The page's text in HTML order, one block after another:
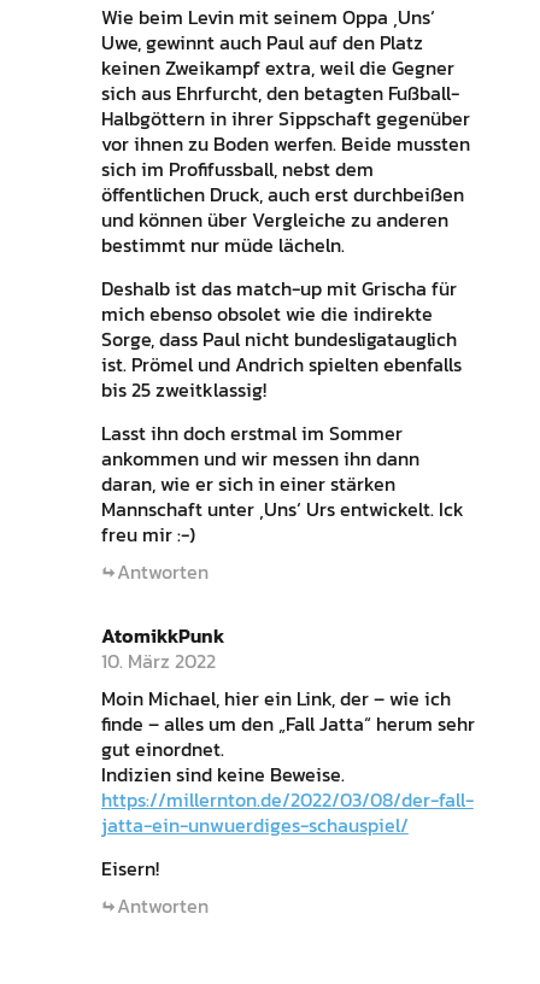
Wie beim Levin mit seinem Oppa ‚Uns‘
Uwe, gewinnt auch Paul auf den Platz
keinen Zweikampf extra, weil die Gegner
sich aus Ehrfurcht, den betagten Fußball-
Halbgöttern in ihrer Sippschaft gegenüber
vor ihnen zu Boden werfen. Beide mussten
sich im Profifussball, nebst dem
öffentlichen Druck, auch erst durchbeißen
und können über Vergleiche zu anderen
bestimmt nur müde lächeln.
Deshalb ist das match-up mit Grischa für
mich ebenso obsolet wie die indirekte
Sorge, dass Paul nicht bundesligatauglich
ist. Prömel und Andrich spielten ebenfalls
bis 25 zweitklassig!
Lasst ihn doch erstmal im Sommer
ankommen und wir messen ihn dann
daran, wie er sich in einer stärken
Mannschaft unter ‚Uns‘ Urs entwickelt. Ick
freu mir :-)
Antworten
AtomikkPunk
10. März 2022
Moin Michael, hier ein Link, der – wie ich
finde – alles um den „Fall Jatta“ herum sehr
gut einordnet.
Indizien sind keine Beweise.
https://millernton.de/2022/03/08/der-fall-
jatta-ein-unwuerdiges-schauspiel/
Eisern!
Antworten